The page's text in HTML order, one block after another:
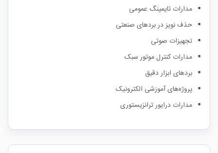
مدارات تایمینگ عمومی
حذف نویز در بردهای صنعتی
تجهیزات صوتی
مدارات کنترل موتور سبک
بردهای ابزار دقیق
پروژه‌های آموزشی الکترونیک
مدارات درایور ترانزیستوری